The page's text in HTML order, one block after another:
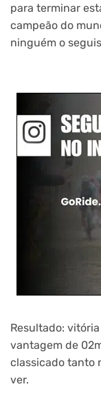
para terminar
campeão do
ninguém o
Resultado:
vantagem de
classicado tanto
ver.